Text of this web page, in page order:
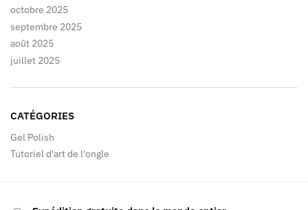
octobre 2025
septembre 2025
août 2025
juillet 2025
CATÉGORIES
Gel Polish
Tutoriel d'art de l'ongle